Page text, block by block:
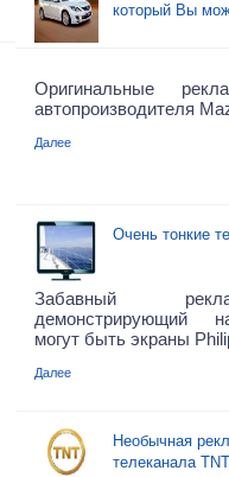
который Вы
Оригинальные
автопроизводителя
Далее
Очень тонкие
Забавный
демонстрирующий
могут быть экраны
Далее
Необычная
телеканала TNT